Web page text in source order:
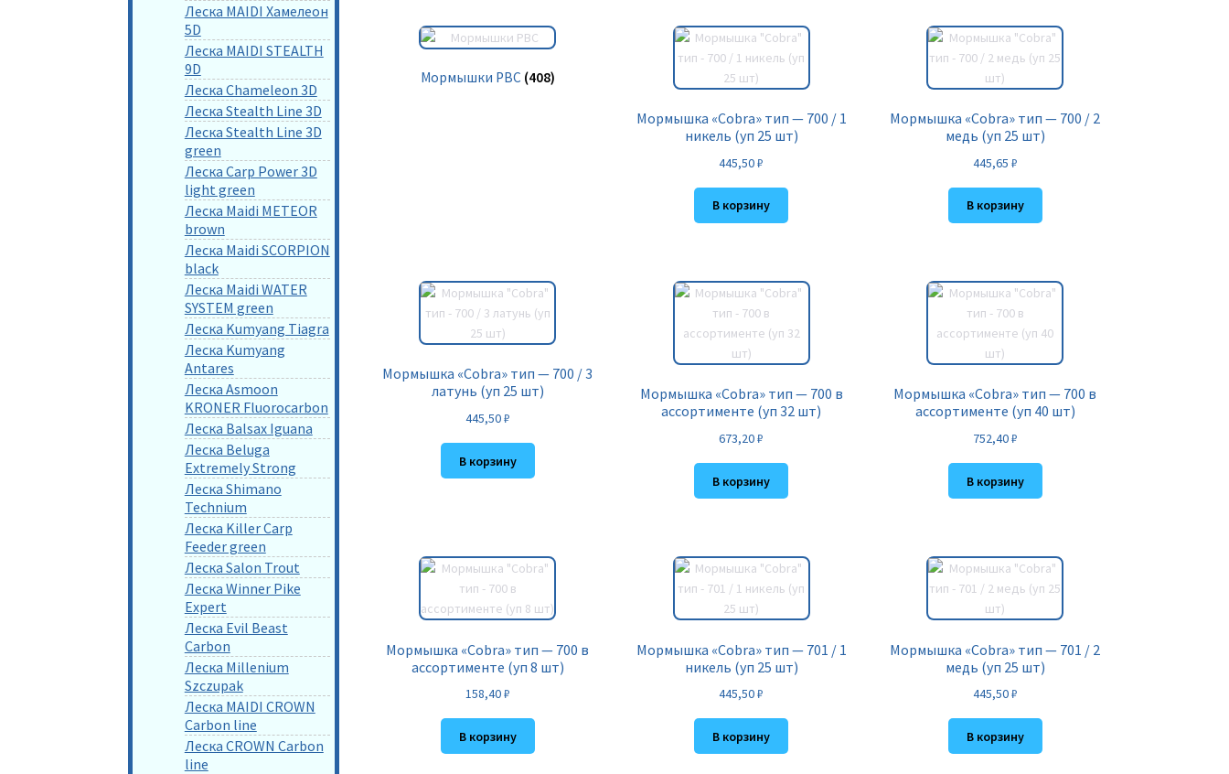
Мормышки РВС (408)
Мормышка «Cobra» тип — 700 / 1
никель (уп 25 шт)
445,50₽
В корзину
Мормышка «Cobra» тип — 700 / 2
медь (уп 25 шт)
445,65 ₽
В корзину
Мормышка «Cobra» тип — 700 / 3
латунь (уп 25 шт)
445,50₽
В корзину
Мормышка «Cobra» тип — 700 в
ассортименте (уп 32 шт)
673,20₽
В корзину
Мормышка «Cobra» тип — 700 в
ассортименте (уп 40 шт)
752,40₽
В корзину
Мормышка «Cobra» тип — 700 в
ассортименте (уп 8 шт)
158,40₽
В корзину
Мормышка «Cobra» тип — 701 / 1
никель (уп 25 шт)
445,50₽
В корзину
Мормышка «Cobra» тип — 701 / 2
медь (уп 25 шт)
445,50₽
В корзину
Леска MAIDI Хамелеон
5D
Леска MAIDI STEALTH
9D
Леска Chameleon 3D
Леска Stealth Line 3D
Леска Stealth Line 3D
green
Леска Carp Power 3D
light green
Леска Maidi METEOR
brown
Леска Maidi SCORPION
black
Леска Maidi WATER
SYSTEM green
Леска Kumyang Tiagra
Леска Kumyang
Antares
Леска Asmoon
KRONER Fluorocarbon
Леска Balsax Iguana
Леска Beluga
Extremely Strong
Леска Shimano
Technium
Леска Killer Carp
Feeder green
Леска Salon Trout
Леска Winner Pike
Expert
Леска Evil Beast
Carbon
Леска Millenium
Szczupak
Леска MAIDI CROWN
Carbon line
Леска CROWN Carbon
line